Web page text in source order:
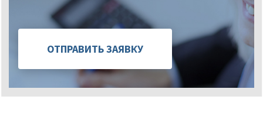
ОТПРАВИТЬ ЗАЯВКУ